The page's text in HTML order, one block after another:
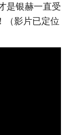
是银赫一直受
（影片已定位